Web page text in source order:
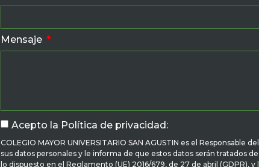
Mensaje
Acepto la Política de privacidad:
COLEGIO MAYOR UNIVERSITARIO SAN AGUSTIN es el Responsable
sus datos personales y le informa de que estos datos serán tratados
lo dispuesto en el Reglamento (UE) 2016/679, de 27 de abril (GDPR), y